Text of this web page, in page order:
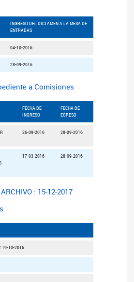
INGRESO DEL DICTAMEN A LA MESA DE
ENTRADAS
04-10-2016
28-09-2016
a Comisiones
FECHA DE
INGRESO
FECHA DE
EGRESO
26-09-2016 28-09-2016
17-03-2016 28-09-2016
: 15-12-2017
19-10-2016